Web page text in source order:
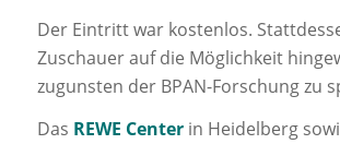
Der Eintritt war kostenlos.
Zuschauer auf die Möglichkeit
zugunsten der BPAN-Forschung zu
Das REWE Centerin Heidelberg